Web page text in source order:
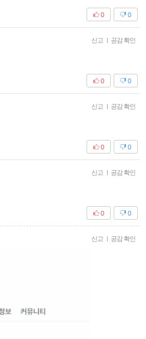
0
0
신고 | 공감 확인
0
0
신고 | 공감 확인
0
0
신고 | 공감 확인
0
0
신고 | 공감 확인